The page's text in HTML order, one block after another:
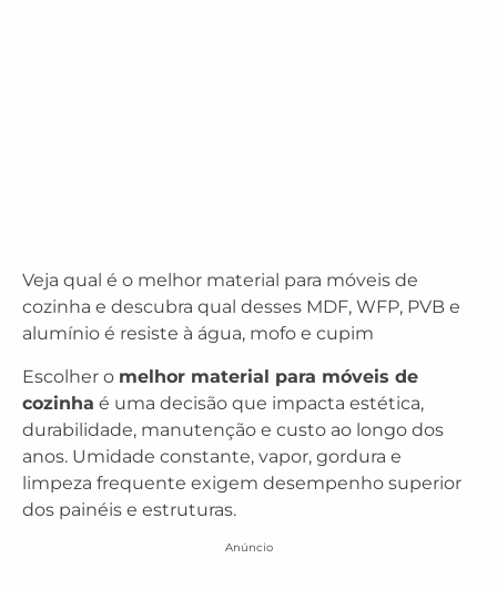
Veja qual é o melhor material para móveis de
cozinha e descubra qual desses MDF, WFP, PVB e
alumínio é resiste à água, mofo e cupim
Escolher o melhor material para móveis de
cozinha é uma decisão que impacta estética,
durabilidade, manutenção e custo ao longo dos
anos. Umidade constante, vapor, gordura e
limpeza frequente exigem desempenho superior
dos painéis e estruturas.
Anúncio